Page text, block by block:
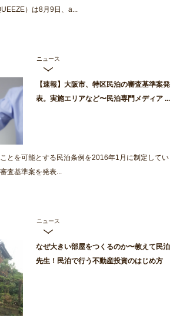
）は8月9日、a...
ニュース
【速報】大阪市、特区民泊の審査基準案発
表。実施エリアなど〜民泊専門メディア ...
とを可能とする民泊条例を2016年1月に制定してい
査基準案を発表...
ニュース
なぜ大きい部屋をつくるのか〜教えて民泊
先生！民泊で行う不動産投資のはじめ方